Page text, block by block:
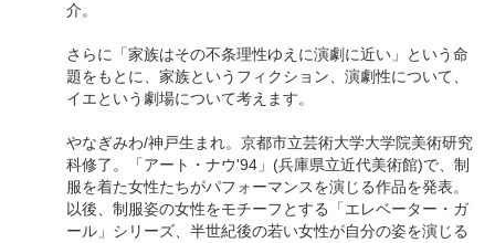
介。
さらに「家族はその不条理性ゆえに演劇に近い」という命
題をもとに、家族というフィクション、演劇性について、
イエという劇場について考えます。
やなぎみわ/神戸生まれ。京都市立芸術大学大学院美術研究
科修了。「アート・ナウ'94」(兵庫県立近代美術館)で、制
服を着た女性たちがパフォーマンスを演じる作品を発表。
以後、制服姿の女性をモチーフとする「エレベーター・ガ
ール」シリーズ、半世紀後の若い女性が自分の姿を演じる